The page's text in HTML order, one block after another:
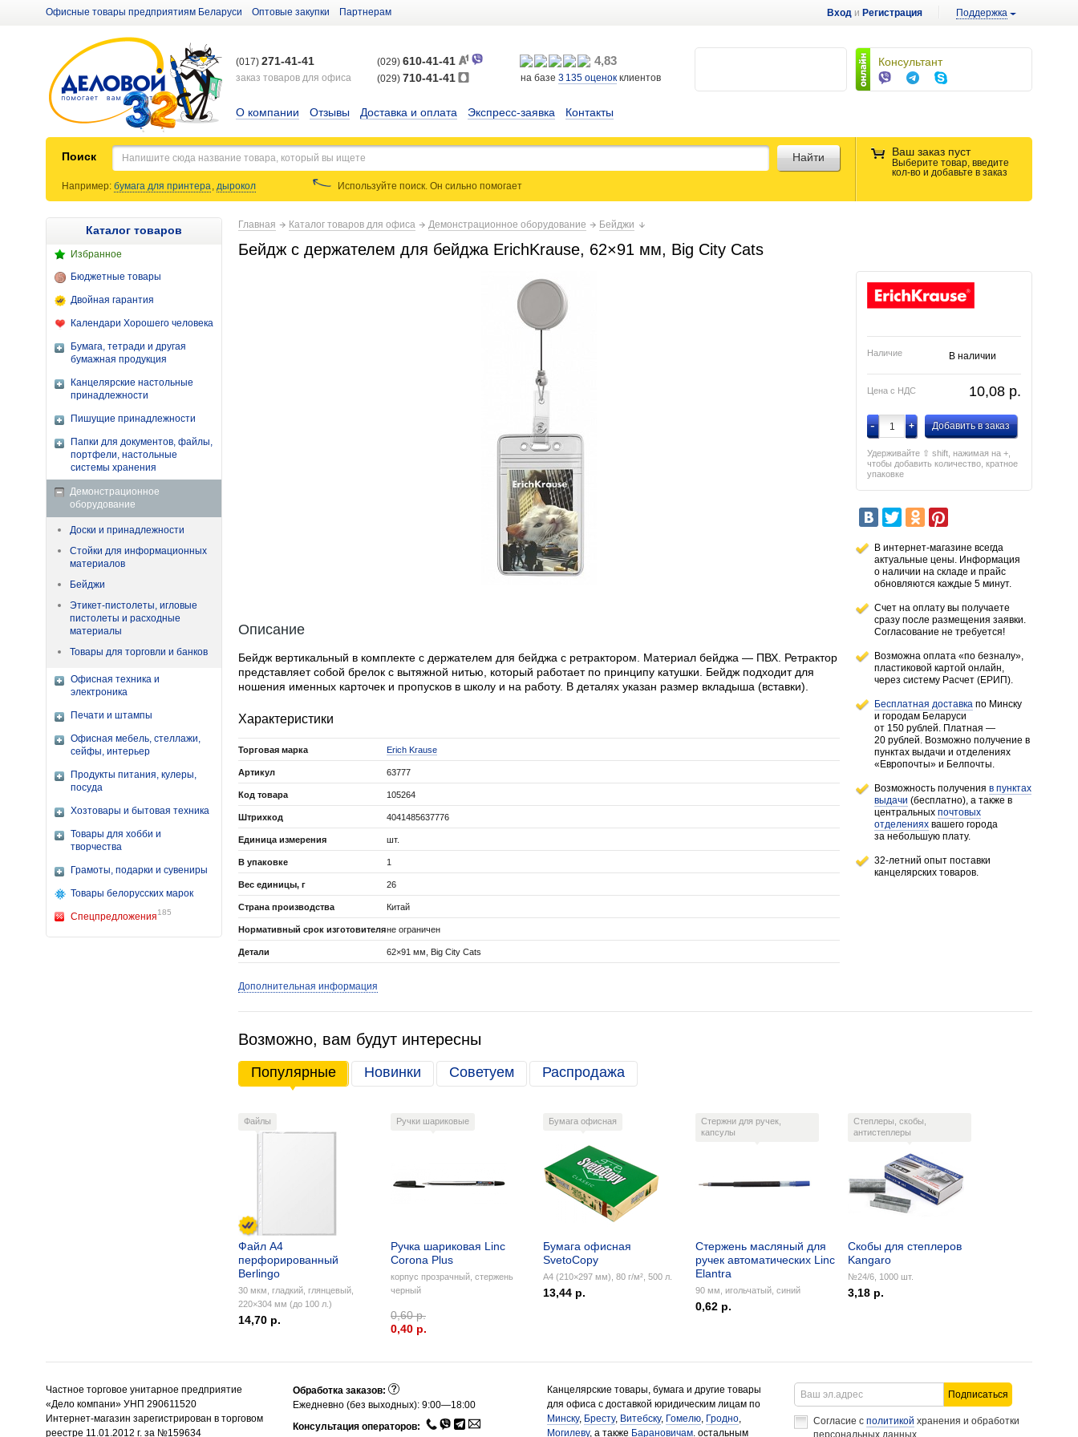
Вход и Регистрация Поддержка
Офисные товары предприятиям Беларуси Оптовые закупки Партнерам
Консультант
(017) 271-41-41
заказ товаров для офиса
(029) 610-41-41
(029) 710-41-41
4,83
на базе 3 135 оценок клиентов
О компании Отзывы Доставка и оплата Экспресс-заявка Контакты
Поиск Ваш заказ пуст
Выберите товар, введите
кол-во и добавьте в заказ
Найти
Например: бумага для принтера, дырокол Используйте поиск. Он сильнопомогает
Каталог товаров
Избранное
Бюджетные товары
Двойная гарантия
Календари Хорошего человека
Бумага, тетради и другая
бумажная продукция
Канцелярские настольные
принадлежности
Пишущие принадлежности
Папки для документов, файлы,
портфели, настольные
системы хранения
Демонстрационное
оборудование
Доски и принадлежности
Стойки для информационных
материалов
Бейджи
Этикет-пистолеты, игловые
пистолеты и расходные
материалы
Товары для торговли и банков
Офисная техника и
электроника
Печати и штампы
Офисная мебель, стеллажи,
сейфы, интерьер
Продукты питания, кулеры,
посуда
Хозтовары и бытовая техника
Товары для хобби и
творчества
Грамоты, подарки и сувениры
Товары белорусских марок
Спецпредложения185
Главная Каталог товаров для офиса Демонстрационное оборудование Бейджи
Бейдж с держателем для бейджа ErichKrause, 62×91 мм, Big City Cats
Наличие В наличии
Цена с НДС 10,08 p.
- + Добавить в заказ
Удерживайте ⇧ shift, нажимая на +,
чтобы добавить количество, кратное
упаковке
В интернет-магазине всегда
актуальные цены. Информация
о наличии на складе и прайс
обновляются каждые 5 минут.
Счет на оплату вы получаете
сразу после размещения заявки.
Согласование не требуется!
Возможна оплата «по безналу»,
пластиковой картой онлайн,
через систему Расчет (ЕРИП).
Бесплатная доставка по Минску
и городам Беларуси
от 150 рублей. Платная —
20 рублей. Возможно получение в
пунктах выдачи и отделениях
«Европочты» и Белпочты.
Возможность получения в пунктах
выдачи (бесплатно), а также в
центральных почтовых
отделениях вашего города
за небольшую плату.
32-летний опыт поставки
канцелярских товаров.
Описание
Бейдж вертикальный в комплекте с держателем для бейджа с ретрактором. Материал бейджа — ПВХ. Ретрактор
представляет собой брелок с вытяжной нитью, который работает по принципу катушки. Бейдж подходит для
ношения именных карточек и пропусков в школу и на работу. В деталях указан размер вкладыша (вставки).
Характеристики
Торговая марка Erich Krause
Артикул 63777
Код товара 105264
Штрихкод 4041485637776
Единица измерения шт.
В упаковке 1
Вес единицы, г 26
Страна производства Китай
Нормативный срок изготовителяне ограничен
Детали 62×91 мм, Big City Cats
Дополнительная информация
Возможно, вам будут интересны
Популярные Новинки Советуем Распродажа
Файлы
Файл А4
перфорированный
Berlingo
30 мкм, гладкий, глянцевый,
220×304 мм (до 100 л.)
14,70 р.
Ручки шариковые
Ручка шариковая Linc
Corona Plus
корпус прозрачный, стержень
черный
0,60 р.
0,40 p.
Бумага офисная
Бумага офисная
SvetoCopy
А4 (210×297 мм), 80 г/м², 500 л.
13,44 р.
Стержни для ручек,
капсулы
Стержень масляный для
ручек автоматических Linc
Elantra
90 мм, игольчатый, синий
0,62 р.
Степлеры, скобы,
антистеплеры
Скобы для степлеров
Kangaro
№24/6, 1000 шт.
3,18 р.
Частное торговое унитарное предприятие
«Дело компани» УНП 290611520
Интернет-магазин зарегистрирован в торговом
реестре 11.01.2012 г. за №159634
Подписаться
Согласие с политикой хранения и обработки
персональных данных
Обработка заказов:
Ежедневно (без выходных): 9:00—18:00
Консультация операторов:
Канцелярские товары, бумага и другие товары
для офиса с доставкой юридическим лицам по
Минску, Бресту, Витебску, Гомелю, Гродно,
Могилеву, а также Барановичам.остальным